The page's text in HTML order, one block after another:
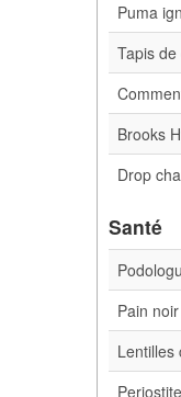
Puma
Tapis
Brooks
Drop
Santé
Pain noir
Lentilles